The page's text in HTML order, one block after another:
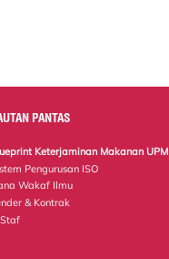
PANTAS
Keterjaminan Makanan UPM
Pengurusan ISO
Wakaf Ilmu
& Kontrak